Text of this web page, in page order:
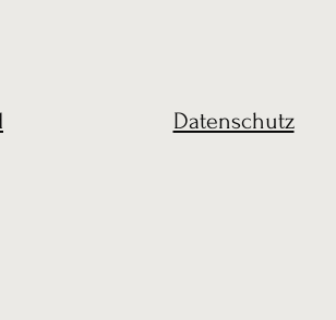
Datenschutz